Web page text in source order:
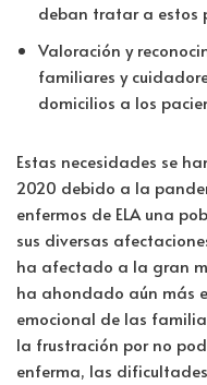
deban tratar a estos
Valoración y
familiares y
domicilios a los
Estas necesidades se
2020 debido a la
enfermos de ELA una
sus diversas
ha afectado a la gran
ha ahondado aún más
emocional de las
la frustración por no
enferma, las